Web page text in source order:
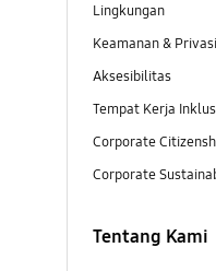
Lingkungan
Keamanan & Privasi
Aksesibilitas
Tempat Kerja
Corporate
Corporate
Tentang Kami